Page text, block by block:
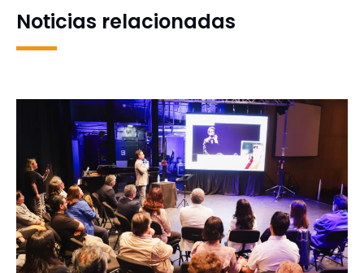
Noticias relacionadas